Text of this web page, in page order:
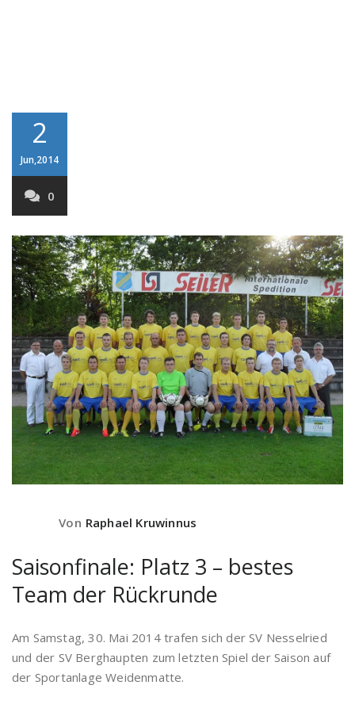
2
Jun,2014
0
Von Raphael Kruwinnus
Saisonfinale: Platz 3 – bestes
Team der Rückrunde
Am Samstag, 30. Mai 2014 trafen sich der SV Nesselried
und der SV Berghaupten zum letzten Spiel der Saison auf
der Sportanlage Weidenmatte.